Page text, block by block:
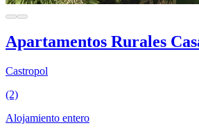
Apartamentos Rurales
Castropol
(2)
Alojamiento entero